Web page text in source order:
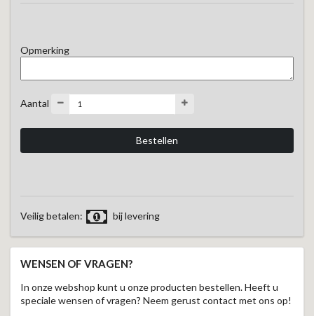
Opmerking
Aantal
Veilig betalen: bij levering
WENSEN OF VRAGEN?
In onze webshop kunt u onze producten bestellen. Heeft u
speciale wensen of vragen? Neem gerust contact met ons op!